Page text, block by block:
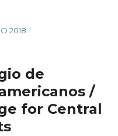
2018 /
de
/
for Central